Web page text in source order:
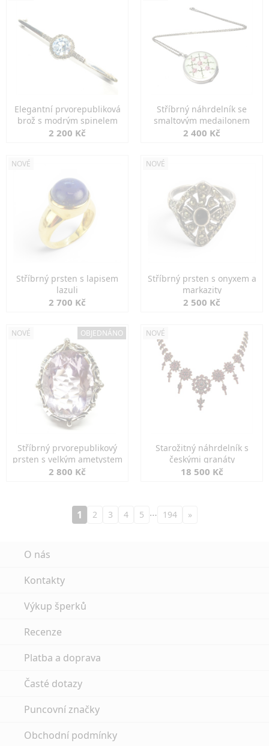
Elegantní prvorepubliková
brož s modrým spinelem
2 200 Kč
Stříbrný náhrdelník se
smaltovým medailonem
2 400 Kč
NOVÉ
Stříbrný prsten s lapisem
lazuli
2 700 Kč
NOVÉ
Stříbrný prsten s onyxem a
markazity
2 500 Kč
NOVÉ OBJEDNÁNO
Stříbrný prvorepublikový
prsten s velkým ametystem
2 800 Kč
NOVÉ
Starožitný náhrdelník s
českými granáty
18 500 Kč
1 2 3 4 5 … 194 »
O nás
Kontakty
Výkup šperků
Recenze
Platba a doprava
Časté dotazy
Puncovní značky
Obchodní podmínky